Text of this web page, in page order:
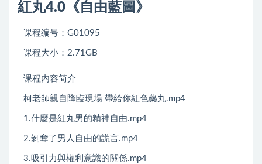
紅丸4.0《自由藍圖》
课程编号：G01095
课程大小：2.71GB
课程内容简介
柯老師親自降臨現場 帶給你紅色藥丸.mp4
1.什麼是紅丸男的精神自由.mp4
2.剝奪了男人自由的謊言.mp4
3.吸引力與權利意識的關係.mp4